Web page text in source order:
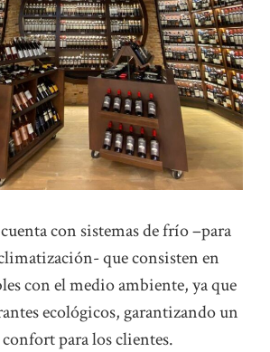
con sistemas de frío –para
que consisten en
con el medio ambiente, ya que
ecológicos, garantizando un
para los clientes.